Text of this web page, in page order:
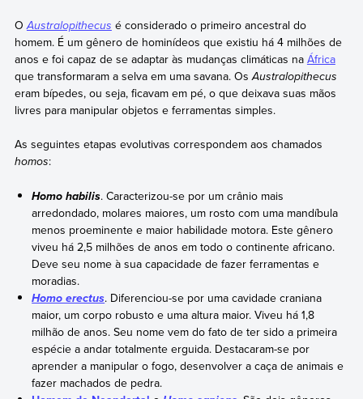
OAustralopithecus é considerado o primeiro ancestral do
homem. É um gênero de hominídeos que existiu há 4 milhões de
anos e foi capaz de se adaptar às mudanças climáticas na África
que transformaram a selva em uma savana. OsAustralopithecus
eram bípedes, ou seja, ficavam em pé, o que deixava suas mãos
livres para manipular objetos e ferramentas simples.
As seguintes etapas evolutivas correspondem aos chamados
homos:
Homo habilis. Caracterizou-se por um crânio mais
arredondado, molares maiores, um rosto com uma mandíbula
menos proeminente e maior habilidade motora. Este gênero
viveu há 2,5 milhões de anos em todo o continente africano.
Deve seu nome à sua capacidade de fazer ferramentas e
moradias.
Homo erectus. Diferenciou-se por uma cavidade craniana
maior, um corpo robusto e uma altura maior. Viveu há 1,8
milhão de anos. Seu nome vem do fato de ter sido a primeira
espécie a andar totalmente erguida. Destacaram-se por
aprender a manipular o fogo, desenvolver a caça de animais e
fazer machados de pedra.